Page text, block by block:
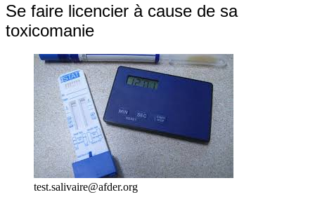
Se faire licencier à cause de sa
toxicomanie
test.salivaire@afder.org